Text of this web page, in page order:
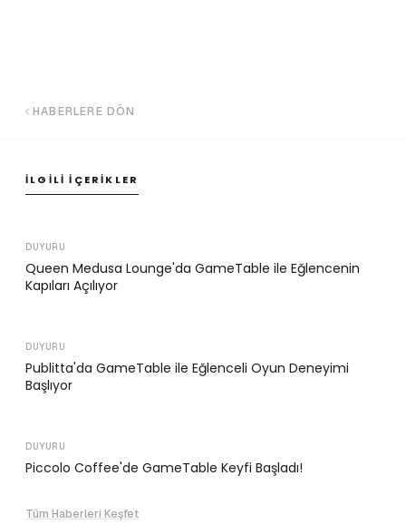
HABERLERE DÖN
İLGILI İÇERIKLER
DUYURU
Queen Medusa Lounge'da GameTable ile Eğlencenin
Kapıları Açılıyor
DUYURU
Publitta'da GameTable ile Eğlenceli Oyun Deneyimi
Başlıyor
DUYURU
Piccolo Coffee'de GameTable Keyfi Başladı!
Tüm Haberleri Keşfet